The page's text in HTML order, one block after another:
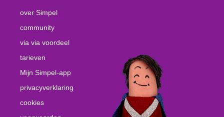
over Simpel
community
via via voordeel
tarieven
Mijn Simpel-app
privacyverklaring
cookies